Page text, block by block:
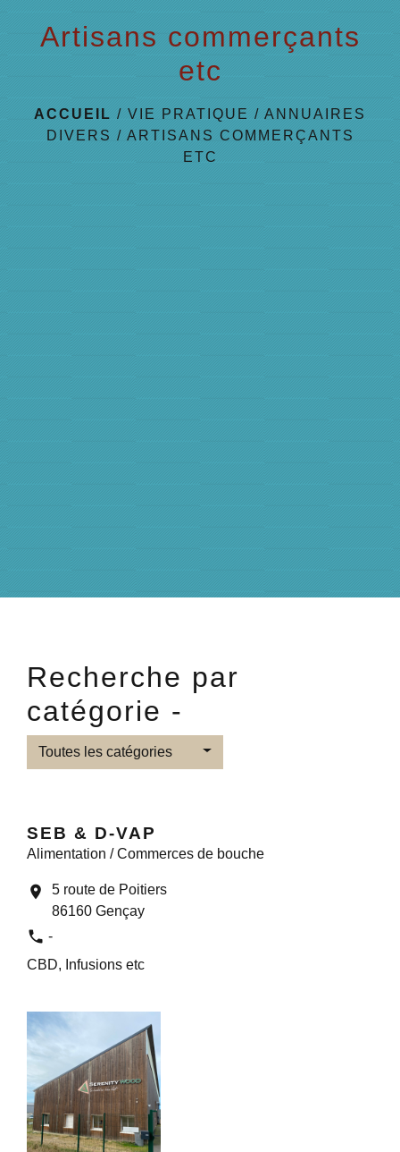
Artisans commerçants
etc
ACCUEIL / VIE PRATIQUE / ANNUAIRES
DIVERS / ARTISANS COMMERÇANTS
ETC
Recherche par
catégorie -
Toutes les catégories
SEB & D-VAP
Alimentation / Commerces de bouche
location_on
5 route de Poitiers
86160 Gençay
phone -
CBD, Infusions etc